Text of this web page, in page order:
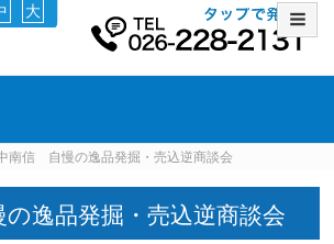
大
南信 自慢の逸品発掘・売込逆商談会
逸品発掘・売込逆商談会